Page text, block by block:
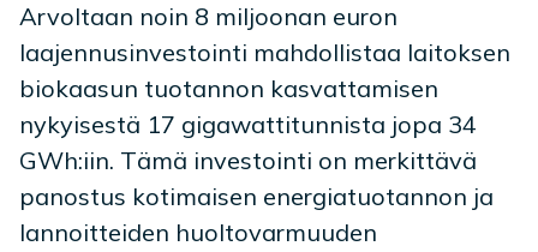
Arvoltaan noin 8 miljoonan euron
laajennusinvestointi mahdollistaa laitoksen
biokaasun tuotannon kasvattamisen
nykyisestä 17 gigawattitunnista jopa 34
GWh:iin. Tämä investointi on merkittävä
panostus kotimaisen energiatuotannon ja
lannoitteiden huoltovarmuuden